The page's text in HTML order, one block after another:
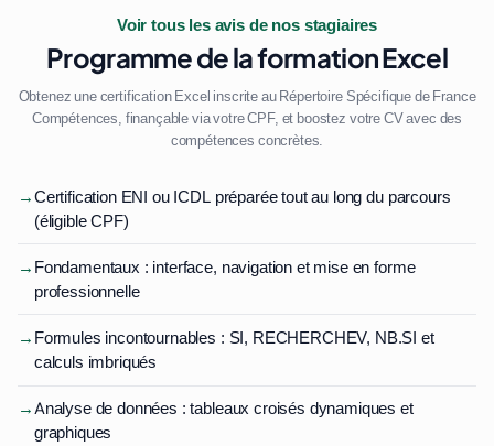
Voir tous les avis de nos stagiaires
Programme de la formation Excel
Obtenez une certification Excel inscrite au Répertoire Spécifique de France
Compétences, finançable via votre CPF, et boostez votre CV avec des
compétences concrètes.
→Certification ENI ou ICDL préparée tout au long du parcours
(éligible CPF)
→ Fondamentaux : interface, navigation et mise en forme
professionnelle
→ Formules incontournables : SI, RECHERCHEV, NB.SI et
calculs imbriqués
→Analyse de données : tableaux croisés dynamiques et
graphiques